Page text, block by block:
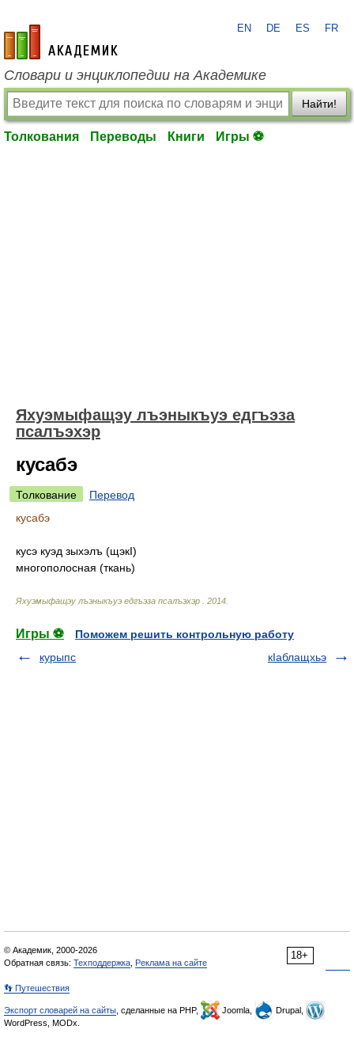
academic.ru
EN DE ES FR
Словари и энциклопедии на Академике
Найти!
Толкования Переводы Книги Игры ⚽
Яхуэмыфащэу лъэныкъуэ едгъэза
псалъэхэр
кусабэ
Толкование
Перевод
кусабэ
кусэ куэд зыхэлъ (щэкI)
многополосная (ткань)
Яхуэмыфащэу лъэныкъуэ едгъэза псалъэхэр 2014
Игры ⚽
Поможем решить контрольную работу
курыпс
кIаблащхьэ
18+
© Академик, 2000-2026
Обратная связь: Техподдержка Реклама на сайте
👣 Путешествия
Экспорт словарей на сайты , сделанные на PHP, Joomla,
Drupal,
WordPress, MODx.